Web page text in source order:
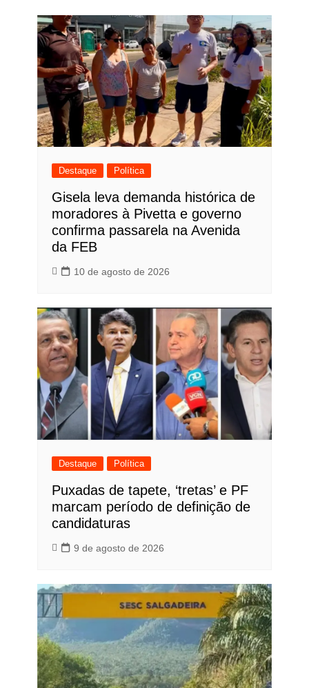
Post
Destaque Política
Gisela leva demanda histórica de
moradores à Pivetta e governo
confirma passarela na Avenida
da FEB
10 de agosto de 2026
Destaque Política
Puxadas de tapete, ‘tretas’ e PF
marcam período de definição de
candidaturas
9 de agosto de 2026